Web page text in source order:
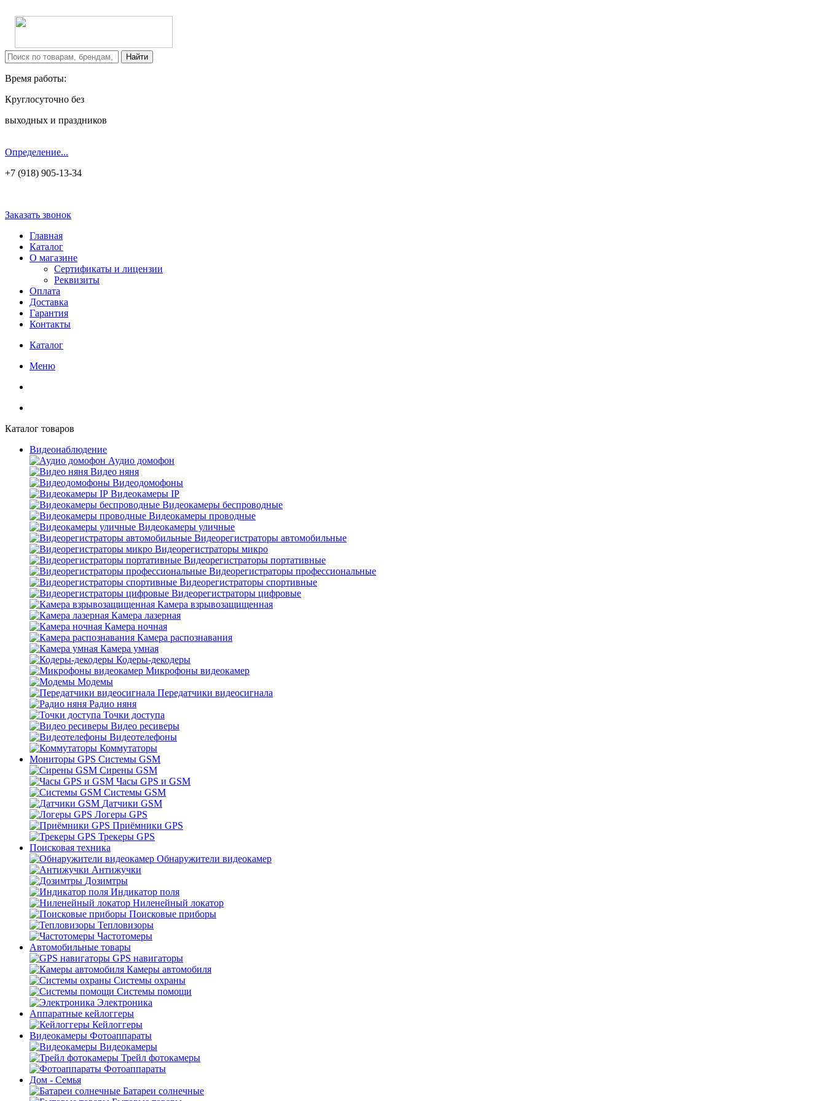
Время работы:
Круглосуточно без
выходных и праздников
Определение...
+7 (918) 905-13-34
Заказать звонок
Главная
Каталог
О магазине
Сертификаты и лицензии
Реквизиты
Оплата
Доставка
Гарантия
Контакты
Каталог
Меню
Каталог товаров
Видеонаблюдение
Аудио домофон
Видео няня
Видеодомофоны
Видеокамеры IP
Видеокамеры беспроводные
Видеокамеры проводные
Видеокамеры уличные
Видеорегистраторы автомобильные
Видеорегистраторы микро
Видеорегистраторы портативные
Видеорегистраторы профессиональные
Видеорегистраторы спортивные
Видеорегистраторы цифровые
Камера взрывозащищенная
Камера лазерная
Камера ночная
Камера распознавания
Камера умная
Кодеры-декодеры
Микрофоны видеокамер
Модемы
Передатчики видеосигнала
Радио няня
Точки доступа
Видео ресиверы
Видеотелефоны
Коммутаторы
Мониторы GPS Системы GSM
Сирены GSM
Часы GPS и GSM
Системы GSM
Датчики GSM
Логеры GPS
Приёмники GPS
Трекеры GPS
Поисковая техника
Обнаружители видеокамер
Антижучки
Дозимтры
Индикатор поля
Ниленейный локатор
Поисковые приборы
Тепловизоры
Частотомеры
Автомобильные товары
GPS навигаторы
Камеры автомобиля
Системы охраны
Системы помощи
Электроника
Аппаратные кейлоггеры
Кейлоггеры
Видеокамеры Фотоаппараты
Видеокамеры
Трейл фотокамеры
Фотоаппараты
Дом - Семья
Батареи солнечные